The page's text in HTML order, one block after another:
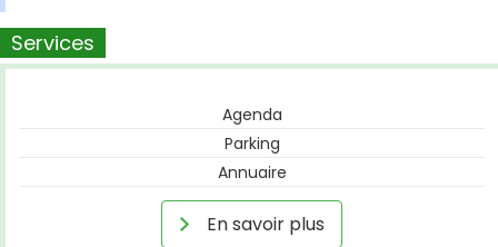
Services
Agenda
Parking
Annuaire
En savoir plus